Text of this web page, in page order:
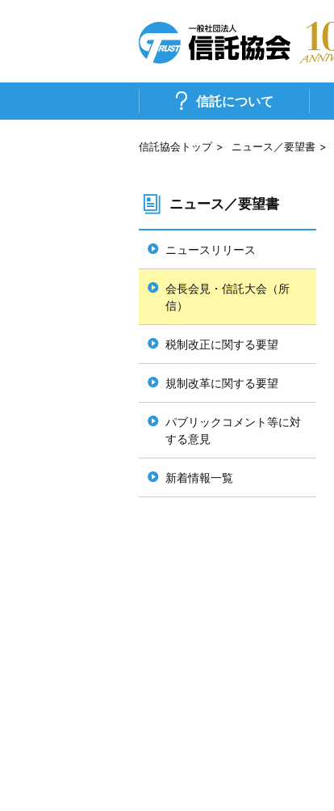
託
信託について
信託協会トップ ニュース／要望書
ニュース／要望書
ニュースリリース
会長会見・信託大会（所
信）
税制改正に関する要望
規制改革に関する要望
パブリックコメント等に対
する意見
新着情報一覧